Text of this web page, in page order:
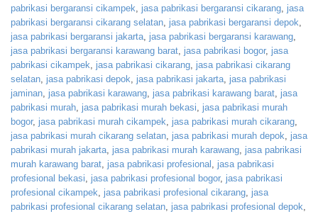
pabrikasi bergaransi cikampek
jasa pabrikasi bergaransi cikarang jasa
pabrikasi bergaransi cikarang selatan jasa pabrikasi bergaransi depok
jasa pabrikasi bergaransi jakarta jasa pabrikasi bergaransi karawang
jasa pabrikasi bergaransi karawang barat jasa pabrikasi bogor, jasa
pabrikasi cikampek
jasa pabrikasi cikarang jasa pabrikasi cikarang
selatan jasa pabrikasi depok jasa pabrikasi jakarta jasa pabrikasi
jaminan jasa pabrikasi karawang jasa pabrikasi karawang barat jasa
pabrikasi murah jasa pabrikasi murah bekasi
jasa pabrikasi murah
bogor, jasa pabrikasi murah cikampek jasa pabrikasi murah cikarang
jasa pabrikasi murah cikarang selatan jasa pabrikasi murah depok
jasa
pabrikasi murah jakarta jasa pabrikasi murah karawang jasa pabrikasi
murah karawang barat jasa pabrikasi profesional
jasa pabrikasi
profesional bekasi
jasa pabrikasi profesional bogor, jasa pabrikasi
profesional cikampek
jasa pabrikasi profesional cikarang jasa
pabrikasi profesional cikarang selatan jasa pabrikasi profesional depok